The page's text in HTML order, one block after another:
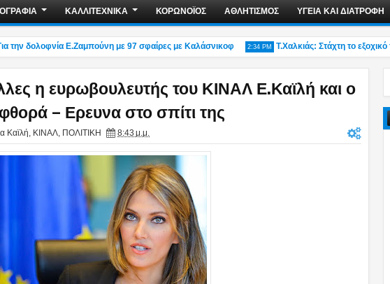
ΚΑΛΛΙΤΕΧΝΙΚΑ ΚΟΡΩΝΟΪΟΣ ΑΘΛΗΤΙΣΜΟΣ ΥΓΕΙΑ ΚΑΙ ΔΙΑΤΡΟΦΗ
δολοφνία Ε.Ζαμπούνη με 97 σφαίρες με Καλάσνικοφ 2:34 PM Τ.Χαλκιάς: Στάχτη το εξοχικό
η ευρωβουλευτής του ΚΙΝΑΛ Ε.Καϊλή και ο
– Ερευνα στο σπίτι της
Καϊλή ΚΙΝΑΛ ΠΟΛΙΤΙΚΗ 8:43 μ.μ.